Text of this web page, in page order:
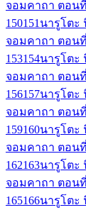
จอมคาถา ตอน
150151 นารูโตะ
จอมคาถา ตอนที่
153154นารูโตะ
จอมคาถา ตอน
156157นารูโตะ
จอมคาถา ตอน
159160นารูโตะ
จอมคาถา ตอนที่
162163นารูโตะ
จอมคาถา ตอน
165166นารูโตะ